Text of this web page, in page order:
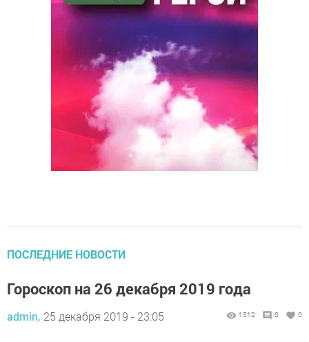
ПОСЛЕДНИЕ НОВОСТИ
Гороскоп на 26 декабря 2019 года
admin, 25 декабря 2019 - 23:05 1512 0 0